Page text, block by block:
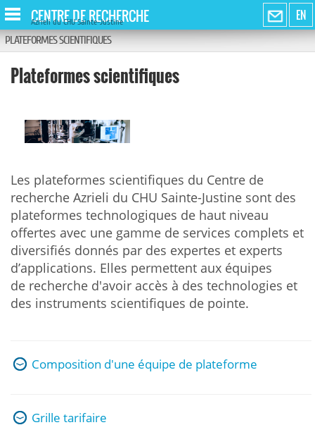
EN
CENTRE DE RECHERCHE
Azrieli du CHU Sainte-Justine
PLATEFORMES SCIENTIFIQUES
Plateformes scientifiques
Les plateformes scientifiques du Centre de
recherche Azrieli du CHU Sainte-Justine sont des
plateformes technologiques de haut niveau
offertes avec une gamme de services complets et
diversifiés donnés par des expertes et experts
d’applications. Elles permettent aux équipes
de recherche d'avoir accès à des technologies et
des instruments scientifiques de pointe.
Composition d'une équipe de plateforme
Grille tarifaire